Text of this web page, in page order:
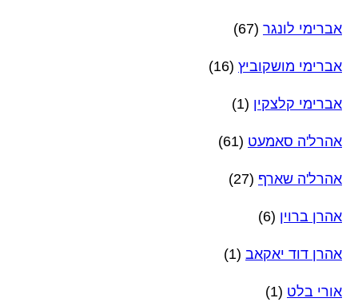
אברימי לונגר (67)
אברימי מושקוביץ (16)
אברימי קלצקין (1)
אהרל'ה סאמעט (61)
אהרל'ה שארף (27)
אהרן ברוין (6)
אהרן דוד יאקאב (1)
אורי בלט (1)